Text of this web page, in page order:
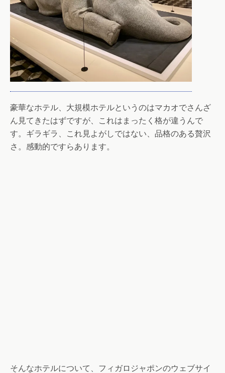
豪華なホテル、大規模ホテルというのはマカオでさんざ
ん見てきたはずですが、これはまったく格が違うんで
す。ギラギラ、これ見よがしではない、品格のある贅沢
さ。感動的ですらあります。
そんなホテルについて、フィガロジャポンのウェブサイ